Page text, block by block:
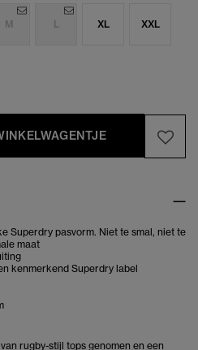
M L XL XXL
Superdry pasvorm. Niet te smal, niet te
maat
kenmerkend Superdry label
rugby-stijl tops genomen en een